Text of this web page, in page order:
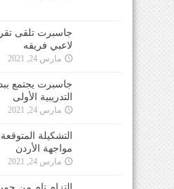
جاسبرت تلقى
لاعبي فريقه
مارس 24, 2021
جاسبرت يجتمع
التدريبية الأولى
مارس 24, 2021
التشكيلة
مواجهة الأردن
مارس 24, 2021